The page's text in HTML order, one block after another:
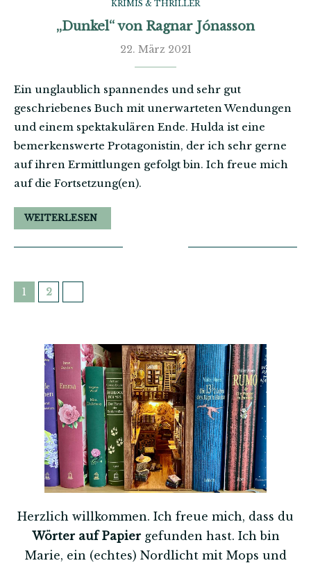
KRIMIS & THRILLER
„Dunkel“ von Ragnar Jónasson
22. März 2021
Ein unglaublich spannendes und sehr gut
geschriebenes Buch mit unerwarteten Wendungen
und einem spektakulären Ende. Hulda ist eine
bemerkenswerte Protagonistin, der ich sehr gerne
auf ihren Ermittlungen gefolgt bin. Ich freue mich
auf die Fortsetzung(en).
WEITERLESEN
1 2
Herzlich willkommen. Ich freue mich, dass du
Wörter auf Papiergefunden hast. Ich bin
Marie, ein (echtes) Nordlicht mit Mops und